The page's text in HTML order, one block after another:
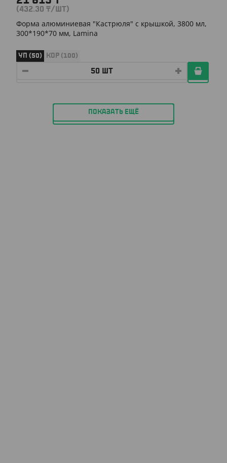
(432.30 ₸/ШТ)
Форма алюминиевая "Кастрюля" с крышкой, 3800 мл,
300*190*70 мм, Lamina
УП (50) КОР (100)
ПОКАЗАТЬ ЕЩЁ